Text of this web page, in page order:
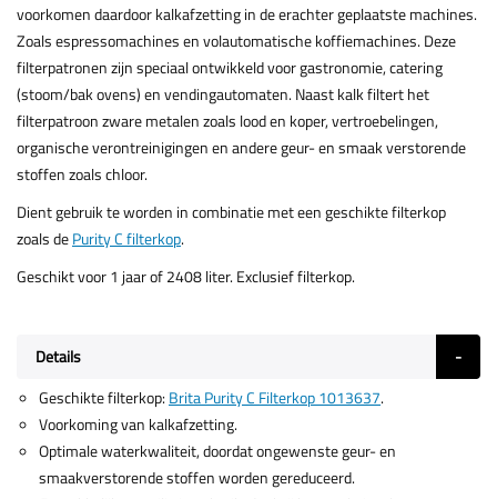
voorkomen daardoor kalkafzetting in de erachter geplaatste machines.
Zoals espressomachines en volautomatische koffiemachines. Deze
filterpatronen zijn speciaal ontwikkeld voor gastronomie, catering
(stoom/bak ovens) en vendingautomaten. Naast kalk filtert het
filterpatroon zware metalen zoals lood en koper, vertroebelingen,
organische verontreinigingen en andere geur- en smaak verstorende
stoffen zoals chloor.
Dient gebruik te worden in combinatie met een geschikte filterkop
zoals dePurity C filterkop.
Geschikt voor 1 jaar of 2408 liter. Exclusief filterkop.
Details
Geschikte filterkop: Brita Purity C Filterkop 1013637.
Voorkoming van kalkafzetting.
Optimale waterkwaliteit, doordat ongewenste geur- en
smaakverstorende stoffen worden gereduceerd.